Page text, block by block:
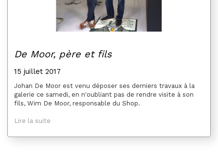
De Moor, père et fils
15 juillet 2017
Johan De Moor est venu déposer ses derniers travaux à la
galerie ce samedi, en n'oubliant pas de rendre visite à son
fils, Wim De Moor, responsable du Shop.
Lire la suite